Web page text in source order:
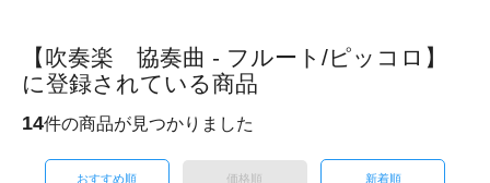
【吹奏楽 協奏曲 - フルート/ピッコロ】
に登録されている商品
14件の商品が見つかりました
おすすめ順 価格順 新着順